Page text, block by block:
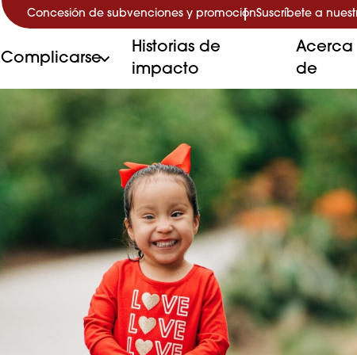
Concesión de subvenciones y promociónSuscríbete a
Complicarse
Historias de
impacto
Acerca
de